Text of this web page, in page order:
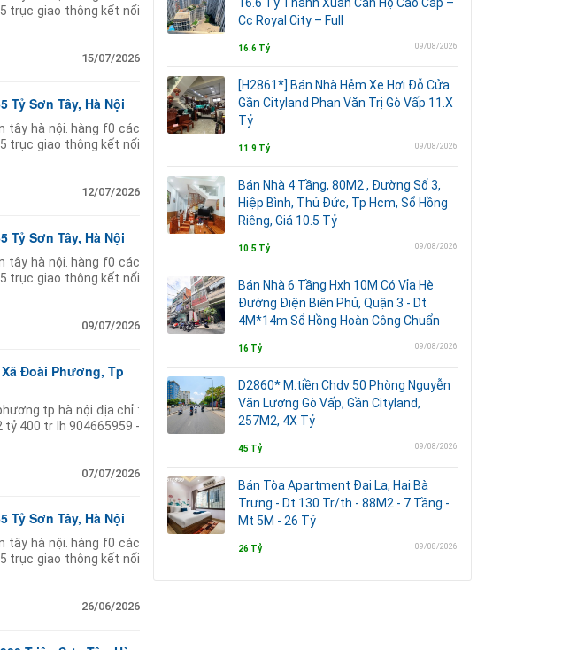
trục giao thông kết nối
15/07/2026
Tỷ Sơn Tây, Hà Nội
tây hà nội. hàng f0 các
trục giao thông kết nối
12/07/2026
Tỷ Sơn Tây, Hà Nội
tây hà nội. hàng f0 các
trục giao thông kết nối
09/07/2026
Đoài Phương, Tp
tp hà nội địa chỉ :
400 tr lh 904665959 -
07/07/2026
Tỷ Sơn Tây, Hà Nội
tây hà nội. hàng f0 các
trục giao thông kết nối
26/06/2026
Cc Royal City – Full
16.6 Tỷ 09/08/2026
[H2861*] Bán Nhà Hẻm Xe Hơi Đỗ Cửa
Gần Cityland Phan Văn Trị Gò Vấp 11.X
Tỷ
11.9 Tỷ 09/08/2026
Bán Nhà 4 Tầng, 80M2 , Đường Số 3,
Hiệp Bình, Thủ Đức, Tp Hcm, Sổ Hồng
Riêng, Giá 10.5 Tỷ
10.5 Tỷ 09/08/2026
Bán Nhà 6 Tầng Hxh 10M Có Vỉa Hè
Đường Điện Biên Phủ, Quận 3 - Dt
4M*14m Sổ Hồng Hoàn Công Chuẩn
16 Tỷ 09/08/2026
D2860* M.tiền Chdv 50 Phòng Nguyễn
Văn Lượng Gò Vấp, Gần Cityland,
257M2, 4X Tỷ
45 Tỷ 09/08/2026
Bán Tòa Apartment Đại La, Hai Bà
Trưng - Dt 130 Tr/th - 88M2 - 7 Tầng -
Mt 5M - 26 Tỷ
26 Tỷ 09/08/2026